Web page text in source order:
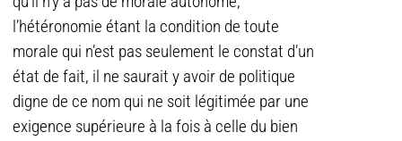
l’hétéronomie étant la condition de toute
morale qui n’est pas seulement le constat d’un
état de fait, il ne saurait y avoir de politique
digne de ce nom qui ne soit légitimée par une
exigence supérieure à la fois à celle du bien